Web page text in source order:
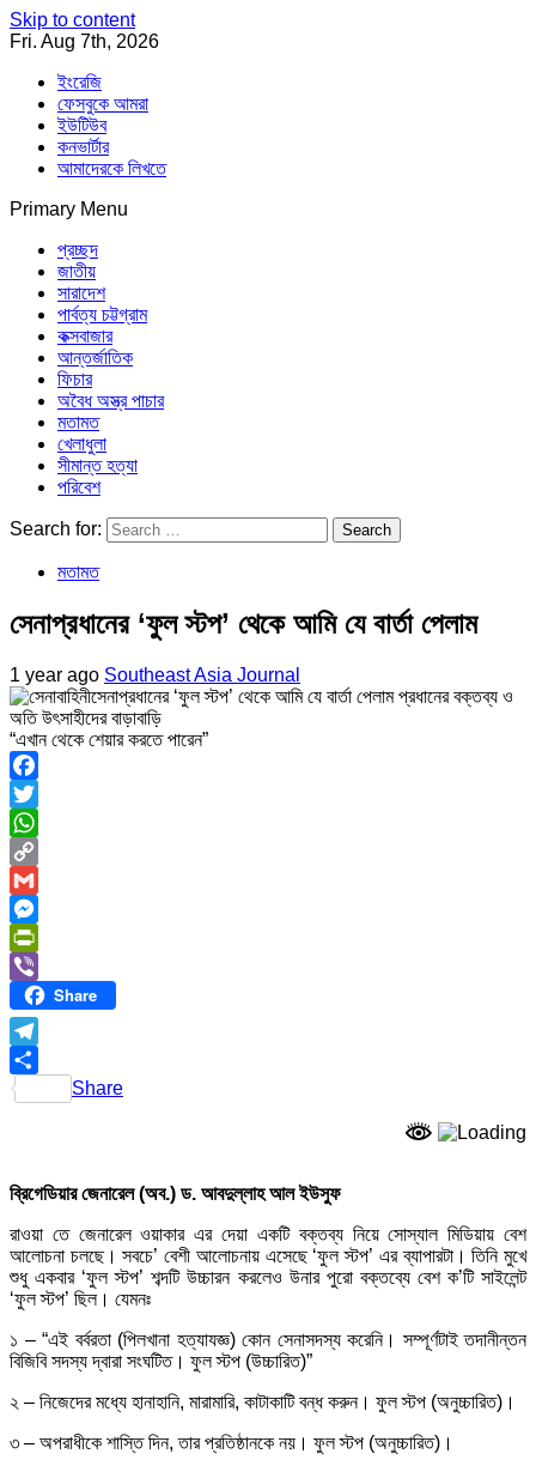
Skip to content
Fri. Aug 7th, 2026
ইংরেজি
ফেসবুকে আমরা
ইউটিউব
কনভার্টার
আমাদেরকে লিখতে
Primary Menu
Southeast Asia Journal
প্রচ্ছদ
জাতীয়
সারাদেশ
পার্বত্য চট্টগ্রাম
কক্সবাজার
আন্তর্জাতিক
ফিচার
অবৈধ অস্ত্র পাচার
মতামত
খেলাধুলা
সীমান্ত হত্যা
পরিবেশ
Search for:
মতামত
সেনাপ্রধানের ‘ফুল স্টপ’ থেকে আমি যে বার্তা পেলাম
1 year ago Southeast Asia Journal
“এখান থেকে শেয়ার করতে পারেন”
Facebook
Twitter
WhatsApp
Copy
Link
Gmail
Messenger
PrintFriendly
ViberShare
Telegram
Share
ব্রিগেডিয়ার জেনারেল (অব.) ড. আবদুল্লাহ আল ইউসুফ
রাওয়া তে জেনারেল ওয়াকার এর দেয়া একটি বক্তব্য নিয়ে সোস্যাল মিডিয়ায় বেশ
আলোচনা চলছে। সবচে’ বেশী আলোচনায় এসেছে ‘ফুল স্টপ’ এর ব্যাপারটা। তিনি মুখে
শুধু একবার ‘ফুল স্টপ’ শব্দটি উচ্চারন করলেও উনার পুরো বক্তব্যে বেশ ক’টি সাইলেন্ট
‘ফুল স্টপ’ ছিল। যেমনঃ
১ – “এই বর্বরতা (পিলখানা হত্যাযজ্ঞ) কোন সেনাসদস্য করেনি। সম্পূর্ণটাই তদানীন্তন
বিজিবি সদস্য দ্বারা সংঘটিত। ফুল স্টপ (উচ্চারিত)”
২ – নিজেদের মধ্যে হানাহানি, মারামারি, কাটাকাটি বন্ধ করুন। ফুল স্টপ (অনুচ্চারিত)।
৩ – অপরাধীকে শাস্তি দিন, তার প্রতিষ্ঠানকে নয়। ফুল স্টপ (অনুচ্চারিত)।